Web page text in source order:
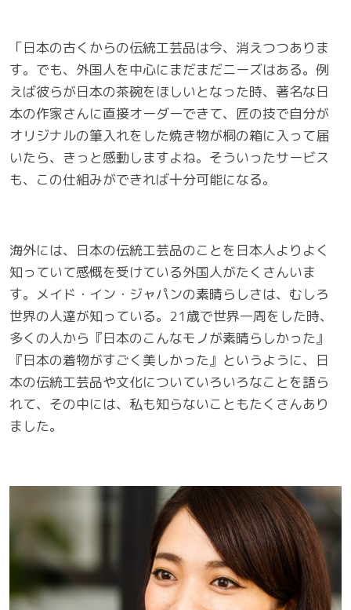
「日本の古くからの伝統工芸品は今、消えつつありま
す。でも、外国人を中心にまだまだニーズはある。例
えば彼らが日本の茶碗をほしいとなった時、著名な日
本の作家さんに直接オーダーできて、匠の技で自分が
オリジナルの筆入れをした焼き物が桐の箱に入って届
いたら、きっと感動しますよね。そういったサービス
も、この仕組みができれば十分可能になる。
海外には、日本の伝統工芸品のことを日本人よりよく
知っていて感慨を受けている外国人がたくさんいま
す。メイド・イン・ジャパンの素晴らしさは、むしろ
世界の人達が知っている。21歳で世界一周をした時、
多くの人から『日本のこんなモノが素晴らしかった』
『日本の着物がすごく美しかった』というように、日
本の伝統工芸品や文化についていろいろなことを語ら
れて、その中には、私も知らないこともたくさんあり
ました。